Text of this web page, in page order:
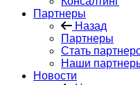
Партнеры
Назад
Партнеры
Стать
Наши
Новости